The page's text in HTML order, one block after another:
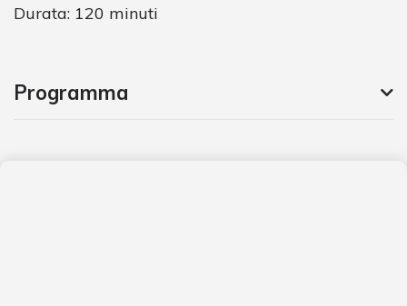
Durata: 120 minuti
Programma